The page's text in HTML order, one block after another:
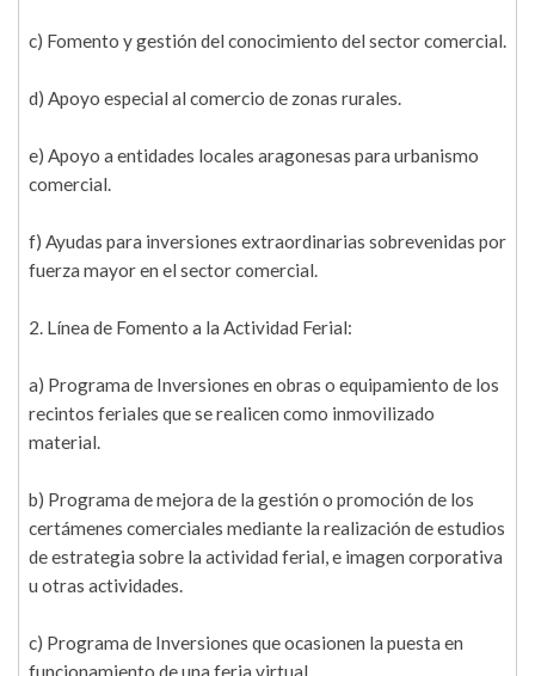
c) Fomento y gestión del conocimiento del sector comercial.
d) Apoyo especial al comercio de zonas rurales.
e) Apoyo a entidades locales aragonesas para urbanismo
comercial.
f) Ayudas para inversiones extraordinarias sobrevenidas por
fuerza mayor en el sector comercial.
2. Línea de Fomento a la Actividad Ferial:
a) Programa de Inversiones en obras o equipamiento de los
recintos feriales que se realicen como inmovilizado
material.
b) Programa de mejora de la gestión o promoción de los
certámenes comerciales mediante la realización de estudios
de estrategia sobre la actividad ferial, e imagen corporativa
u otras actividades.
c) Programa de Inversiones que ocasionen la puesta en